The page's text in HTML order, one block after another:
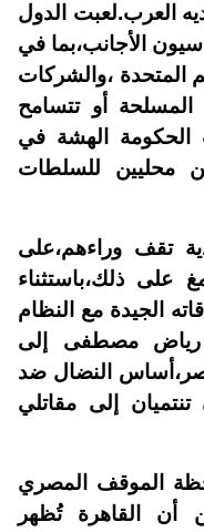
العرب.لعبت الدول
الأجانب،بما في
المتحدة ،والشركات
المسلحة أو تتسامح
الحكومة الهشة في
محليين للسلطات
تقف وراءهم،على
على ذلك،باستثناء
الجيدة مع النظام
رياض مصطفى إلى
النضال ضد
إلى مقاتلي
الموقف المصري
أن القاهرة تُظهر